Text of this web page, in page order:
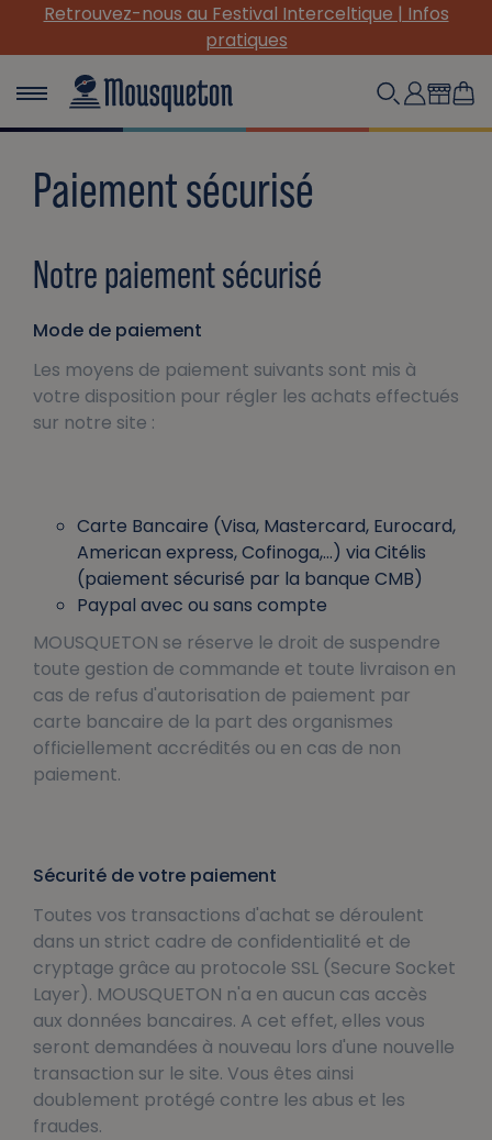
Retrouvez-nous au Festival Interceltique | Infos
pratiques
Paiement sécurisé
Notre paiement sécurisé
Mode de paiement
Les moyens de paiement suivants sont mis à
votre disposition pour régler les achats effectués
sur notre site :
Carte Bancaire (Visa, Mastercard, Eurocard,
American express, Cofinoga,…) via Citélis
(paiement sécurisé par la banque CMB)
Paypal avec ou sans compte
MOUSQUETON se réserve le droit de suspendre
toute gestion de commande et toute livraison en
cas de refus d'autorisation de paiement par
carte bancaire de la part des organismes
officiellement accrédités ou en cas de non
paiement.
Sécurité de votre paiement
Toutes vos transactions d'achat se déroulent
dans un strict cadre de confidentialité et de
cryptage grâce au protocole SSL (Secure Socket
Layer). MOUSQUETON n'a en aucun cas accès
aux données bancaires. A cet effet, elles vous
seront demandées à nouveau lors d'une nouvelle
transaction sur le site. Vous êtes ainsi
doublement protégé contre les abus et les
fraudes.